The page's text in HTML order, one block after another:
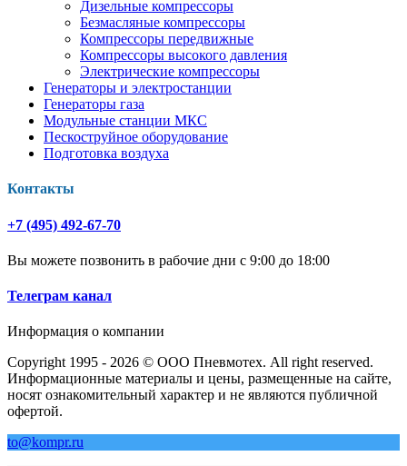
Дизельные компрессоры
Безмасляные компрессоры
Компрессоры передвижные
Компрессоры высокого давления
Электрические компрессоры
Генераторы и электростанции
Генераторы газа
Модульные станции МКС
Пескоструйное оборудование
Подготовка воздуха
Контакты
+7 (495) 492-67-70
Вы можете позвонить в рабочие дни с 9:00 до 18:00
Телеграм канал
Информация о компании
Copyright 1995 - 2026 © ООО Пневмотех. All right reserved.
Информационные материалы и цены, размещенные на сайте,
носят ознакомительный характер и не являются публичной
офертой.
to@kompr.ru